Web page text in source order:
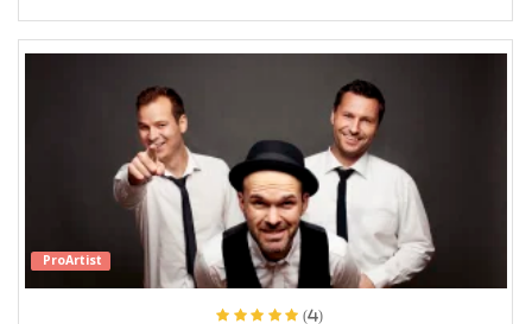
ProArtist
(4)